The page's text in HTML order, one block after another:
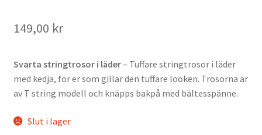
149,00 kr
Svarta stringtrosor i läder– Tuffare stringtrosor i läder
med kedja, för er som gillar den tuffare looken. Trosorna är
av T string modell och knäpps bakpå med bältesspänne.
Slut i lager